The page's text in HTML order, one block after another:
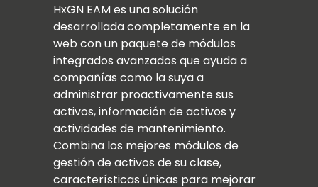
HxGN EAM es una solución
desarrollada completamente en la
web con un paquete de módulos
integrados avanzados que ayuda a
compañías como la suya a
administrar proactivamente sus
activos, información de activos y
actividades de mantenimiento.
Combina los mejores módulos de
gestión de activos de su clase,
características únicas para mejorar